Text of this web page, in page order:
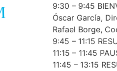
9:30 – 9:45
Óscar García,
Rafael Borge,
9:45 – 11:15
11:15 – 11:45
11:45 – 13:15